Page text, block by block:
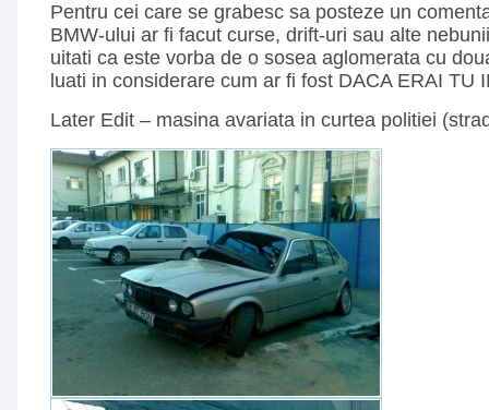
Pentru cei care se grabesc sa posteze un
BMW-ului ar fi facut curse, drift-uri sau alte
uitati ca este vorba de o sosea aglomerata cu
luati in considerare cum ar fi fost DACA ERAI TU
Later Edit – masina avariata in curtea politiei